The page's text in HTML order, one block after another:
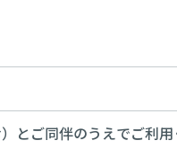
とご同伴のうえでご利用